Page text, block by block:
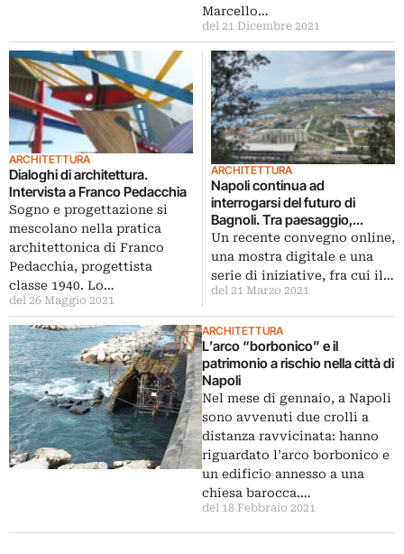
Marcello…
del 21 Dicembre 2021
ARCHITETTURA
Dialoghi di architettura.
Intervista a Franco Pedacchia
Sogno e progettazione si
mescolano nella pratica
architettonica di Franco
Pedacchia, progettista
classe 1940. Lo…
del 26 Maggio 2021
ARCHITETTURA
Napoli continua ad
interrogarsi del futuro di
Bagnoli. Tra paesaggio,
industria e utopia
Un recente convegno online,
una mostra digitale e una
serie di iniziative, fra cui il…
del 21 Marzo 2021
ARCHITETTURA
L’arco “borbonico” e il
patrimonio a rischio nella città di
Napoli
Nel mese di gennaio, a Napoli
sono avvenuti due crolli a
distanza ravvicinata: hanno
riguardato l’arco borbonico e
un edificio annesso a una
chiesa barocca.…
del 18 Febbraio 2021